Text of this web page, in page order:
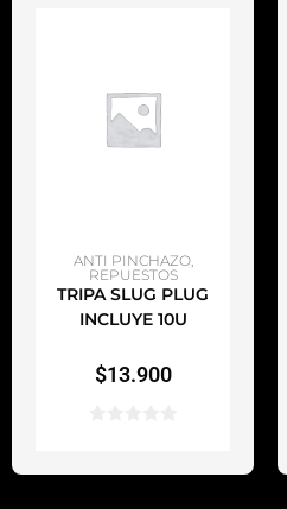
AÑADIR AL CARRITO
ANTI PINCHAZO,
REPUESTOS
TRIPA SLUG PLUG
INCLUYE 10U
$13.900